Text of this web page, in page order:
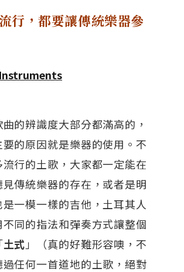
行，都要讓傳統樂器參
的辨識度大部分都滿高的，
的原因就是樂器的使用。不
行的土歌，大家都一定能在
傳統樂器的存在，或者是明
一模一樣的吉他，土耳其人
同的指法和彈奏方式讓整個
土式 」（真的好難形容噢，不
任何一首道地的土歌，絕對